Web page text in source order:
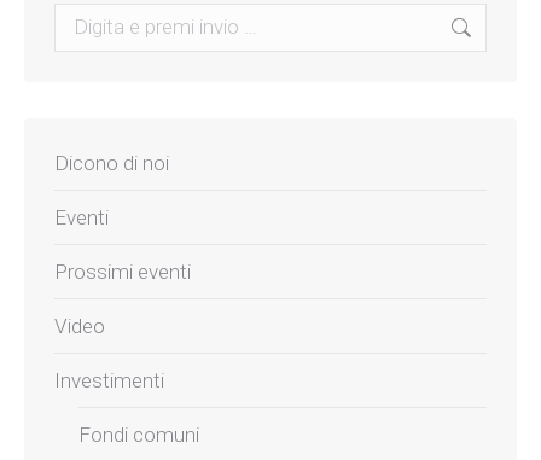
Search:
Dicono di noi
Eventi
Prossimi eventi
Video
Investimenti
Fondi comuni